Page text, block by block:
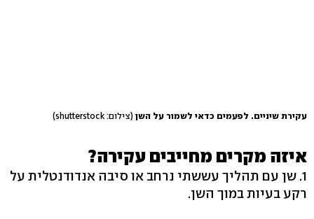
עקירת שיניים. לפעמים כדאי לשמור על השן (צילום: shutterstock)
איזה מקרים מחייבים עקירה?
1. שן עם תהליך עששתי נרחב או סיבה אנדודנטלית על
רקע בעיות במוך השן.